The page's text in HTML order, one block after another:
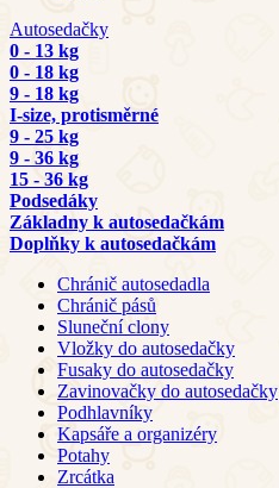
Autosedačky
0 - 13 kg
0 - 18 kg
9 - 18 kg
I-size, protisměrné
9 - 25 kg
9 - 36 kg
15 - 36 kg
Podsedáky
Základny k autosedačkám
Doplňky k autosedačkám
Chránič autosedadla
Chránič pásů
Sluneční clony
Vložky do autosedačky
Fusaky do autosedačky
Zavinovačky do autosedačky
Podhlavníky
Kapsáře a organizéry
Potahy
Zrcátka